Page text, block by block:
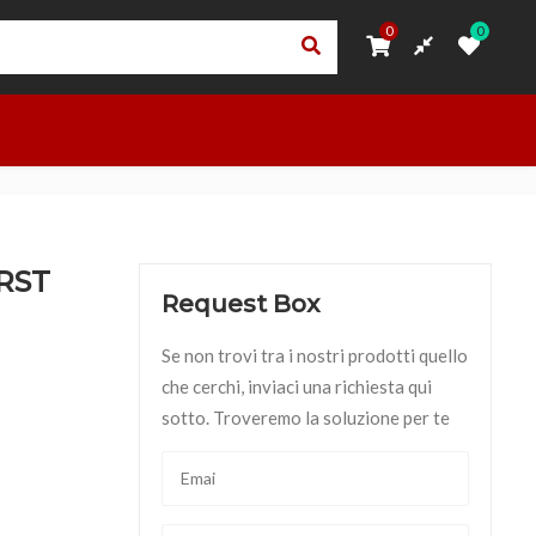
0 0
0 0
Request Box
Se non trovi tra i nostri prodotti quello
che cerchi, inviaci una richiesta qui
sotto. Troveremo la soluzione per te